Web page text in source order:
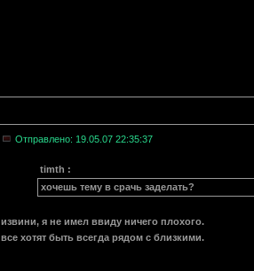
Отправлено: 19.05.07 22:35:37
timth :
хочешь тему в срачь заделать?
извини, я не имел ввиду ничего плохого.
все хотят быть всегда рядом с близкими.